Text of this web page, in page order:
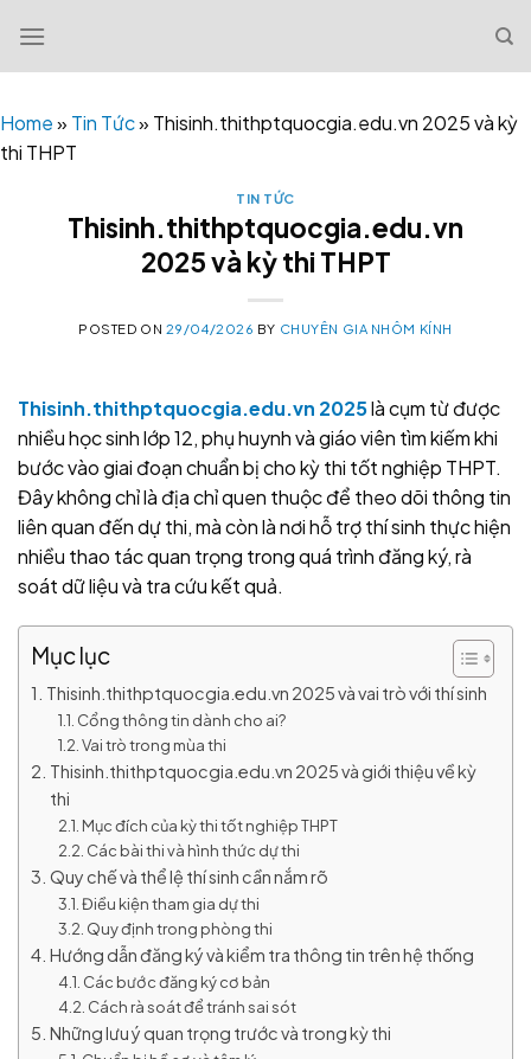
content
Home» Tin Tức» Thisinh.thithptquocgia.edu.vn 2025 và kỳ
thi THPT
TIN TỨC
Thisinh.thithptquocgia.edu.vn
2025 và kỳ thi THPT
POSTED ON 29/04/2026 BY CHUYÊN GIA NHÔM KÍNH
Thisinh.thithptquocgia.edu.vn 2025là cụm từ được
nhiều học sinh lớp 12, phụ huynh và giáo viên tìm kiếm khi
bước vào giai đoạn chuẩn bị cho kỳ thi tốt nghiệp THPT.
Đây không chỉ là địa chỉ quen thuộc để theo dõi thông tin
liên quan đến dự thi, mà còn là nơi hỗ trợ thí sinh thực hiện
nhiều thao tác quan trọng trong quá trình đăng ký, rà
soát dữ liệu và tra cứu kết quả.
Mục lục
Thisinh.thithptquocgia.edu.vn 2025 và vai trò với thí sinh
Cổng thông tin dành cho ai?
Vai trò trong mùa thi
Thisinh.thithptquocgia.edu.vn 2025 và giới thiệu về kỳ
thi
Mục đích của kỳ thi tốt nghiệp THPT
Các bài thi và hình thức dự thi
Quy chế và thể lệ thí sinh cần nắm rõ
Điều kiện tham gia dự thi
Quy định trong phòng thi
Hướng dẫn đăng ký và kiểm tra thông tin trên hệ thống
Các bước đăng ký cơ bản
Cách rà soát để tránh sai sót
Những lưu ý quan trọng trước và trong kỳ thi